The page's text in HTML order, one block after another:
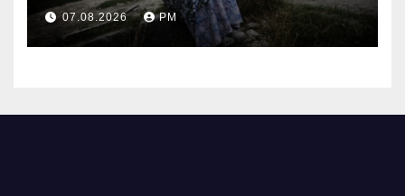
современной политики
России
07.08.2026 РМ